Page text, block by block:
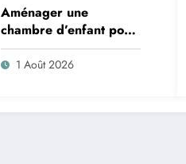
Aménager une
chambre d’enfant pour
l’été : sécurité, literie et
ventilation
1 Août 2026